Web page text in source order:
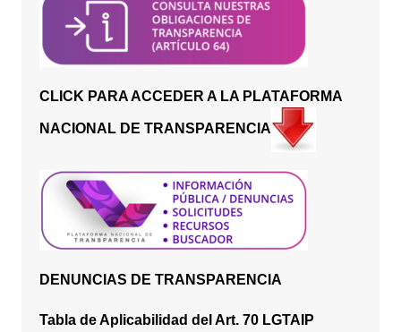
CLICK PARA ACCEDER A LA PLATAFORMA
NACIONAL DE TRANSPARENCIA
DENUNCIAS DE TRANSPARENCIA
Tabla de Aplicabilidad del Art. 70 LGTAIP